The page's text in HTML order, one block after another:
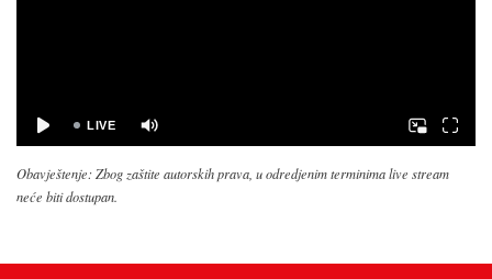
Obavještenje: Zbog zaštite autorskih prava, u odredjenim terminima live stream
neće biti dostupan.